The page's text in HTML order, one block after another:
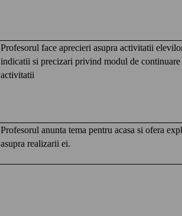
Profesorul face aprecieri asupra activitatii
indicatii si precizari privind modul de continuare
activitatii
Profesorul anunta tema pentru acasa si ofera
asupra realizarii ei.